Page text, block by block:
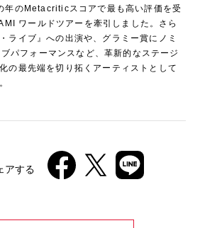
年のMetacriticスコアで最も高い評価を受
ワールドツアーを牽引しました。さら
ライブ』への出演や、グラミー賞にノミ
パフォーマンスなど、革新的なステージ
の最先端を切り拓くアーティストとして
アする